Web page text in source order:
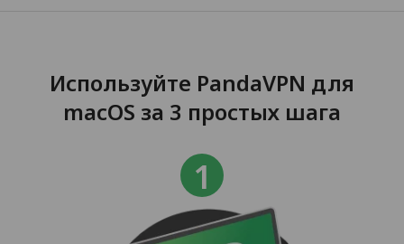
Используйте PandaVPN для
macOS за 3 простых шага